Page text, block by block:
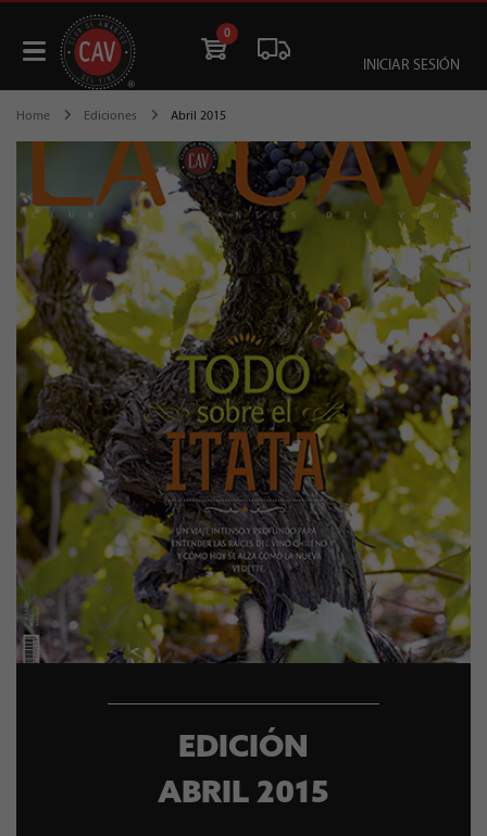
0
INICIAR SESIÓN
Home Ediciones Abril 2015
EDICIÓN
ABRIL 2015